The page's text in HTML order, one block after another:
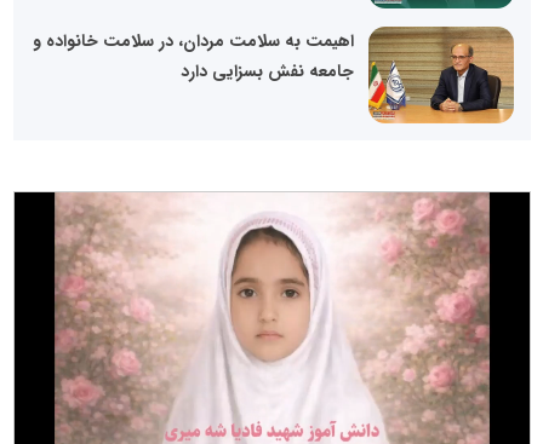
اهیمت به سلامت مردان، در سلامت خانواده و
جامعه نفش بسزایی دارد